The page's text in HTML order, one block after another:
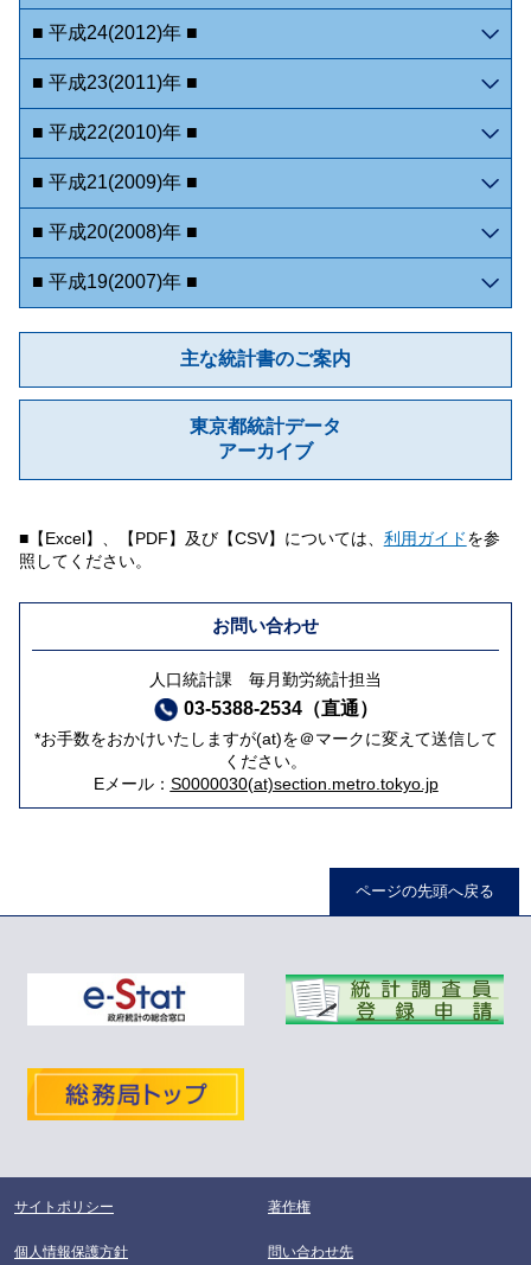
■ 平成24(2012)年 ■
■ 平成23(2011)年 ■
■ 平成22(2010)年 ■
■ 平成21(2009)年 ■
■ 平成20(2008)年 ■
■ 平成19(2007)年 ■
主な統計書のご案内
東京都統計データ
アーカイブ
■【Excel】、【PDF】及び【CSV】については、 利用ガイドを参
照してください。
お問い合わせ
人口統計課 毎月勤労統計担当
03-5388-2534（直通）
*お手数をおかけいたしますが(at)を＠マークに変えて送信して
ください。
Eメール： S0000030(at)section.metro.tokyo.jp
ページの先頭へ戻る
サイトポリシー 著作権
個人情報保護方針 問い合わせ先